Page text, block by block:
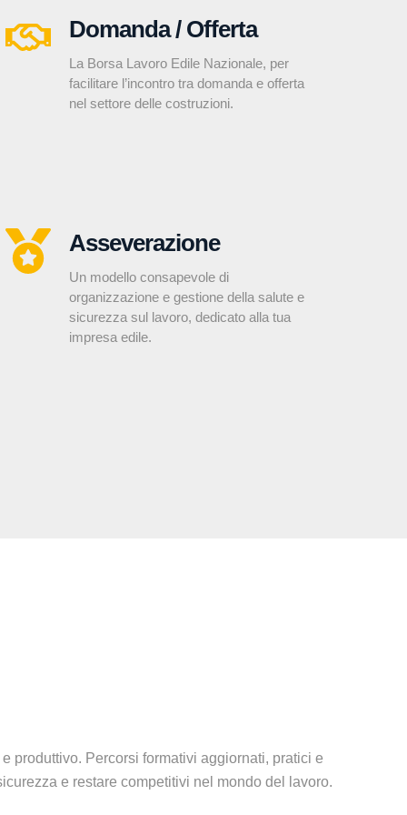
Domanda / Offerta
La Borsa Lavoro Edile Nazionale, per
facilitare l’incontro tra domanda e offerta
nel settore delle costruzioni.
Asseverazione
Un modello consapevole di
organizzazione e gestione della salute e
sicurezza sul lavoro, dedicato alla tua
impresa edile.
produttivo. Percorsi formativi aggiornati, pratici e
e restare competitivi nel mondo del lavoro.